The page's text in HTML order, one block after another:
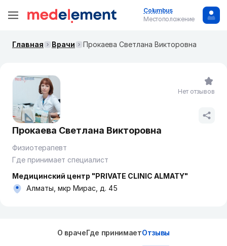
Columbus
Местоположение
Главная Врачи Прокаева Светлана Викторовна
Прокаева Светлана Викторовна
Физиотерапевт
Где принимает специалист
Медицинский центр "PRIVATE CLINIC ALMATY"
Алматы, мкр Мирас, д. 45
Нет отзывов
О врачеГде принимаетОтзывы